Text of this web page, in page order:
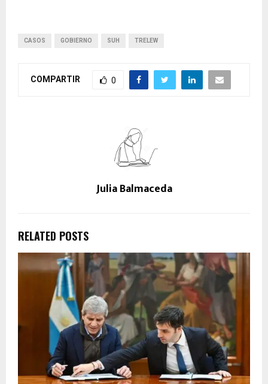
CASOS GOBIERNO SUH TRELEW
COMPARTIR 0
Julia Balmaceda
RELATED POSTS